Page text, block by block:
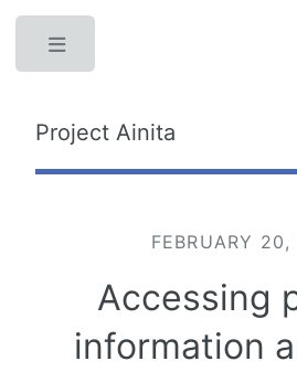
Project Ainita
FEBRUARY 20,
Accessing
information